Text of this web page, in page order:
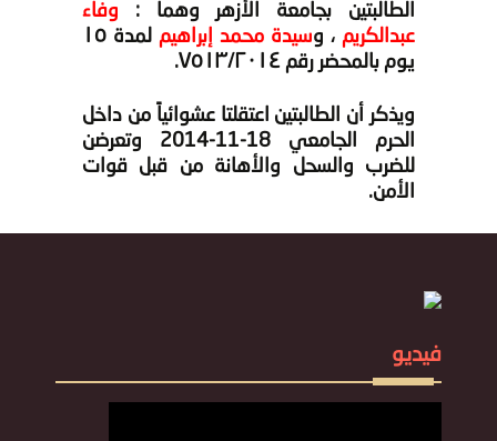
الطالبتين بجامعة الأزهر وهما : وفاء
عبدالكريم ، وسيدة محمد إبراهيم
لمدة ١٥
يوم بالمحضر رقم ٧٥١٣/٢٠١٤.
ويذكر أن الطالبتين اعتقلتا عشوائياً من داخل
الحرم الجامعي 18-11-2014 وتعرضن
للضرب والسحل والأهانة من قبل قوات
الأمن.
فيديو